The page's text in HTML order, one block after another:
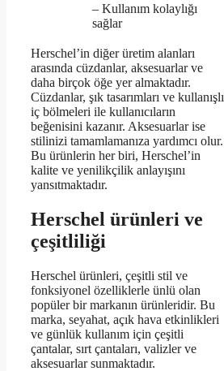
– Kullanım kolaylığı
sağlar
Herschel’in diğer üretim alanları
arasında cüzdanlar, aksesuarlar ve
daha birçok öğe yer almaktadır.
Cüzdanlar, şık tasarımları ve kullanışlı
iç bölmeleri ile kullanıcıların
beğenisini kazanır. Aksesuarlar ise
stilinizi tamamlamanıza yardımcı olur.
Bu ürünlerin her biri, Herschel’in
kalite ve yenilikçilik anlayışını
yansıtmaktadır.
Herschel ürünleri ve
çeşitliliği
Herschel ürünleri, çeşitli stil ve
fonksiyonel özelliklerle ünlü olan
popüler bir markanın ürünleridir. Bu
marka, seyahat, açık hava etkinlikleri
ve günlük kullanım için çeşitli
çantalar, sırt çantaları, valizler ve
aksesuarlar sunmaktadır.